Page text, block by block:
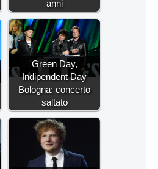
anni
Green Day,
Indipendent Day
Bologna: concerto
saltato